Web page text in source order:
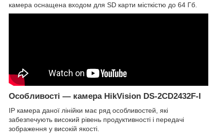
камера оснащена входом для SD карти місткістю до 64 Гб.
Особливості — камера HikVision DS-2CD2432F-I
IP камера даної лінійки має ряд особливостей, які
забезпечують високий рівень продуктивності і передачі
зображення у високій якості.